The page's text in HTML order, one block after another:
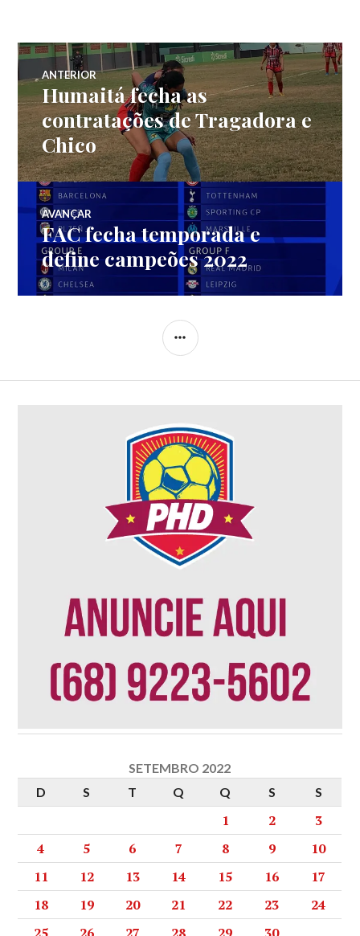
ANTERIOR
Humaitá fecha as
contratações de Tragadora e
Chico
AVANÇAR
FAC fecha temporada e
define campeões 2022
SETEMBRO 2022
D
S T Q Q S S
1 2
3
4
5 6 7 8 9
10
11
12 13 14 15 16
17
18
19 20 21 22 23
24